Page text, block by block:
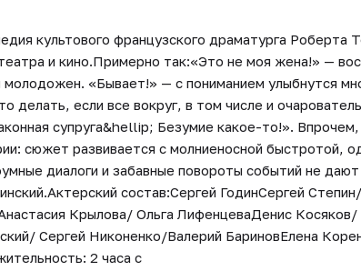
культового французского драматурга Роберта
и кино.Примерно так:«Это не моя жена!» —
молодожен. «Бывает!» — с пониманием улыбнутся
если все вокруг, в том числе и
супруга&hellip; Безумие какое-то!». Впрочем,
сюжет развивается с молниеносной быстротой,
диалоги и забавные повороты событий не дают
состав:Сергей ГодинСергей
Крылова/ Ольга ЛифенцеваДенис
Сергей Никоненко/Валерий БариновЕлена
2 часа с